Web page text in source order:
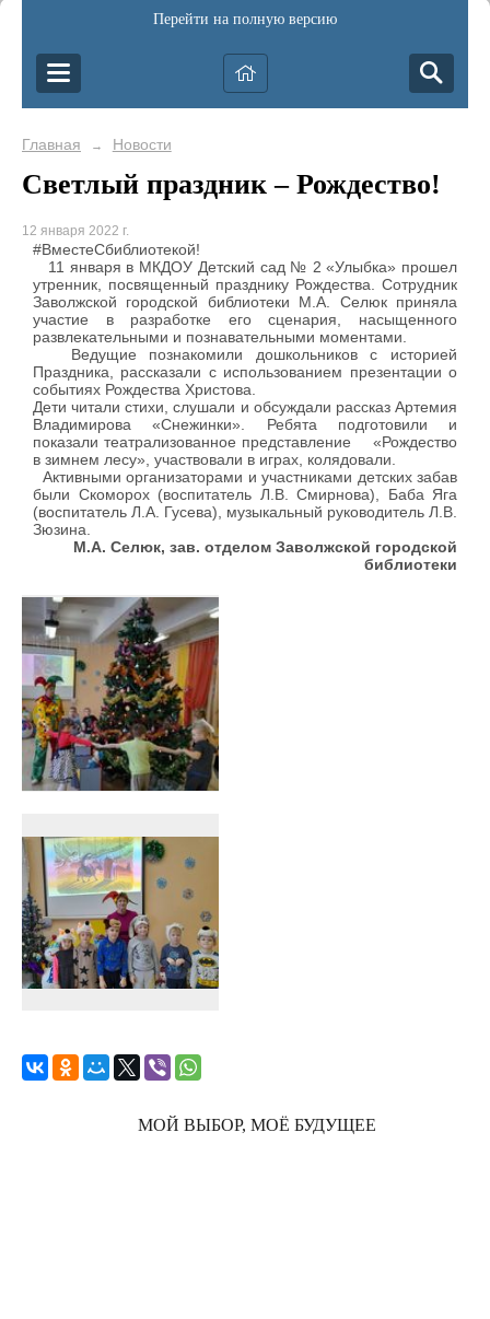
Перейти на полную версию
Главная → Новости
Светлый праздник – Рождество!
12 января 2022 г.
#ВместеСбиблиотекой!
11 января в МКДОУ Детский сад № 2 «Улыбка» прошел
утренник, посвященный празднику Рождества. Сотрудник
Заволжской городской библиотеки М.А. Селюк приняла
участие в разработке его сценария, насыщенного
развлекательными и познавательными моментами.
Ведущие познакомили дошкольников с историей
Праздника, рассказали с использованием презентации о
событиях Рождества Христова.
Дети читали стихи, слушали и обсуждали рассказ Артемия
Владимирова «Снежинки». Ребята подготовили и
показали театрализованное представление «Рождество
в зимнем лесу», участвовали в играх, колядовали.
Активными организаторами и участниками детских забав
были Скоморох (воспитатель Л.В. Смирнова), Баба Яга
(воспитатель Л.А. Гусева), музыкальный руководитель Л.В.
Зюзина.
М.А. Селюк, зав. отделом Заволжской городской
библиотеки
МОЙ ВЫБОР, МОЁ БУДУЩЕЕ